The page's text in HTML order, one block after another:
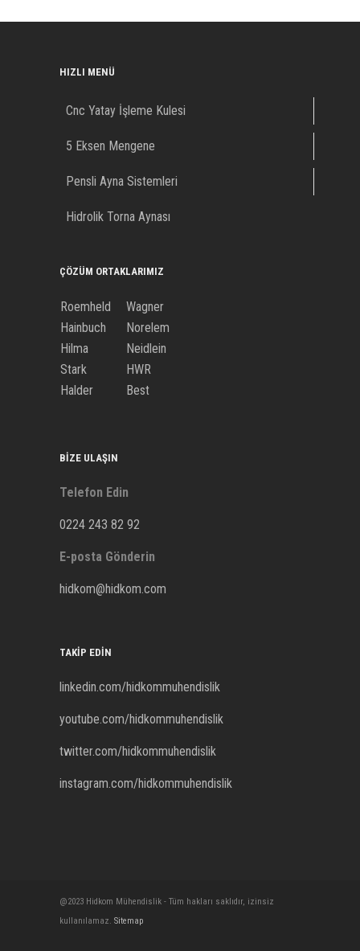
HIZLI MENÜ
Cnc Yatay İşleme Kulesi
5 Eksen Mengene
Pensli Ayna Sistemleri
Hidrolik Torna Aynası
ÇÖZÜM ORTAKLARIMIZ
Roemheld
Wagner
Hainbuch
Norelem
Hilma
Neidlein
Stark
HWR
Halder
Best
BIZE ULAŞIN
Telefon Edin
0224 243 82 92
E-posta Gönderin
hidkom@hidkom.com
TAKIP EDIN
linkedin.com/hidkommuhendislik
youtube.com/hidkommuhendislik
twitter.com/hidkommuhendislik
instagram.com/hidkommuhendislik
@2023 Hidkom Mühendislik - Tüm hakları saklıdır, izinsiz
kullanılamaz. Sitemap